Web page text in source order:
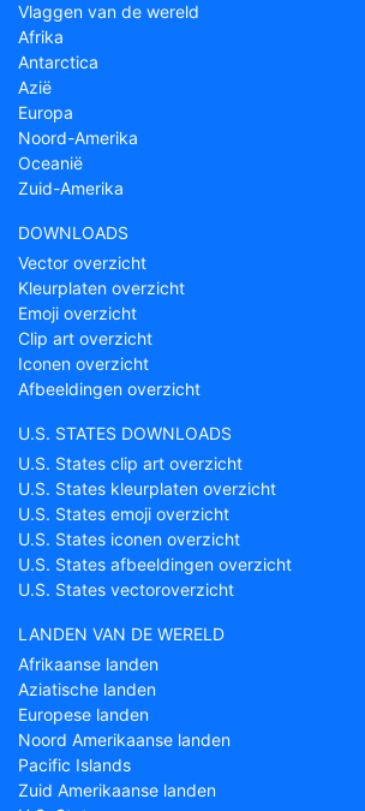
Vlaggen van de wereld
Afrika
Antarctica
Azië
Europa
Noord-Amerika
Oceanië
Zuid-Amerika
DOWNLOADS
Vector overzicht
Kleurplaten overzicht
Emoji overzicht
Clip art overzicht
Iconen overzicht
Afbeeldingen overzicht
U.S. STATES DOWNLOADS
U.S. States clip art overzicht
U.S. States kleurplaten overzicht
U.S. States emoji overzicht
U.S. States iconen overzicht
U.S. States afbeeldingen overzicht
U.S. States vectoroverzicht
LANDEN VAN DE WERELD
Afrikaanse landen
Aziatische landen
Europese landen
Noord Amerikaanse landen
Pacific Islands
Zuid Amerikaanse landen